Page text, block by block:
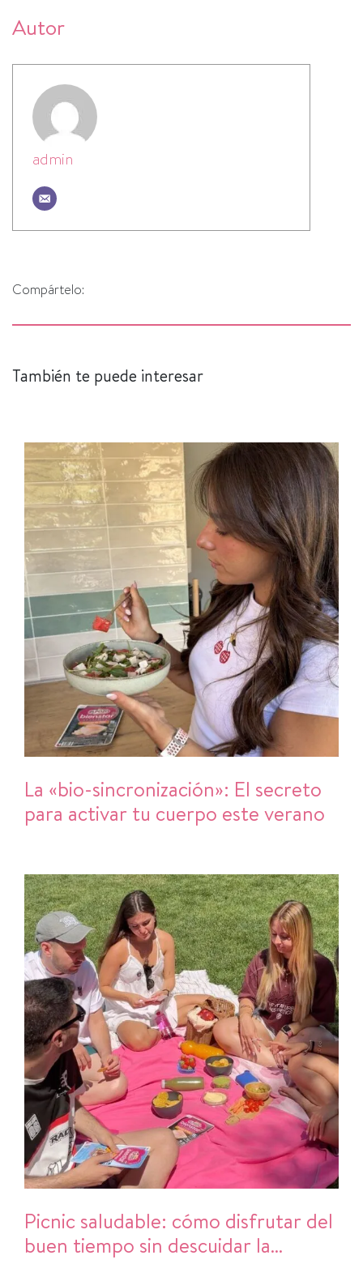
Autor
admin
Compártelo:
También te puede interesar
La «bio-sincronización»: El secreto
para activar tu cuerpo este verano
Picnic saludable: cómo disfrutar del
buen tiempo sin descuidar la